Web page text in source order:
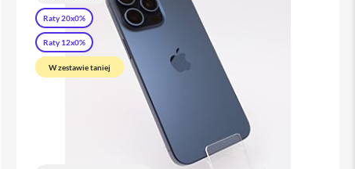
Raty 20x0%
Raty 12x0%
W zestawie taniej